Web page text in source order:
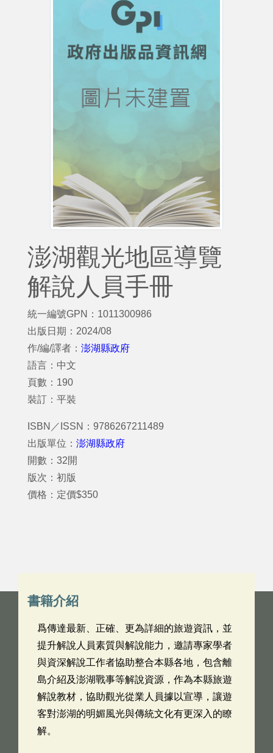
澎湖觀光地區導覽
解說人員手冊
統一編號GPN：1011300986
出版日期：2024/08
作/編/譯者： 澎湖縣政府
語言：中文
頁數：190
裝訂：平裝
ISBN／ISSN：9786267211489
出版單位： 澎湖縣政府
開數：32開
版次：初版
價格：定價$350
書籍介紹
爲傳達最新、正確、更為詳細的旅遊資訊，並
提升解說人員素質與解說能力，邀請專家學者
與資深解說工作者協助整合本縣各地，包含離
島介紹及澎湖戰事等解說資源，作為本縣旅遊
解說教材，協助觀光從業人員據以宣導，讓遊
客對澎湖的明媚風光與傳統文化有更深入的瞭
解。